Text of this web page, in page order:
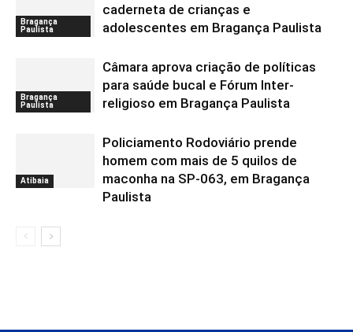
Bragança
Paulista
caderneta de crianças e
adolescentes em Bragança Paulista
Bragança
Paulista
Câmara aprova criação de políticas
para saúde bucal e Fórum Inter-
religioso em Bragança Paulista
Atibaia
Policiamento Rodoviário prende
homem com mais de 5 quilos de
maconha na SP-063, em Bragança
Paulista